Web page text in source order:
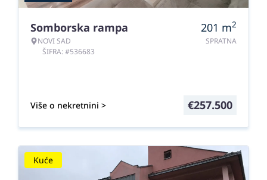
Somborska rampa
NOVI SAD
ŠIFRA: #536683
201 m2
SPRATNA
Više o nekretnini > €257.500
Kuće